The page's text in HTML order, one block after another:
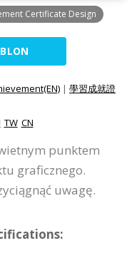
Certificate Design
| 學習成就證
TW CN
punktem
graficznego.
uwagę.